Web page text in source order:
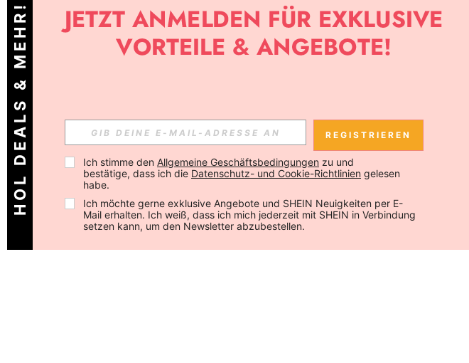
HOL DEALS & MEHR! REGISTRIEREN
Ich stimme den Allgemeine Geschäftsbedingungen zu und
bestätige, dass ich die Datenschutz- und Cookie-Richtlinien gelesen
habe.
Ich möchte gerne exklusive Angebote und SHEIN Neuigkeiten per E-
Mail erhalten. Ich weiß, dass ich mich jederzeit mit SHEIN in Verbindung
setzen kann, um den Newsletter abzubestellen.